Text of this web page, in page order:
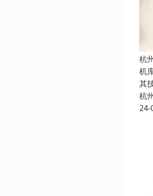
杭
机
其
杭
24-